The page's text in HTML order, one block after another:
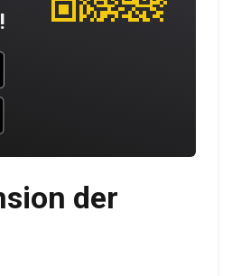
on the App Store
on Google Play
der